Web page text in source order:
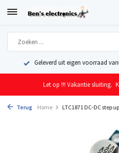
Geleverd uit eigen voorraad
Let op !!! Vakantie sluiting.
Terug Home LTC1871 DC-DC step